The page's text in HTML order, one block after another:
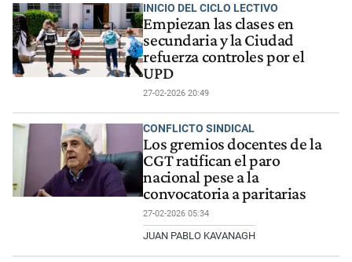
INICIO DEL CICLO LECTIVO
Empiezan las clases en
secundaria y la Ciudad
refuerza controles por el
UPD
27-02-2026 20:49
CONFLICTO SINDICAL
Los gremios docentes de la
CGT ratifican el paro
nacional pese a la
convocatoria a paritarias
27-02-2026 05:34
JUAN PABLO KAVANAGH